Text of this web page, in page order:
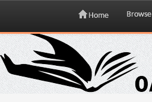
Skip
navigation
Home Browse